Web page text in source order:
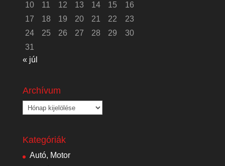
10
11 12 13 14 15
16
17
18 19 20 21 22
23
24
25 26 27 28 29
30
31
« júl
Archívum
Archívum
Kategóriák
Autó, Motor